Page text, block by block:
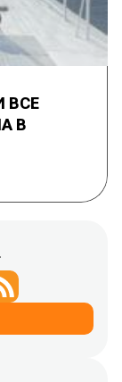
ВСЕ
В